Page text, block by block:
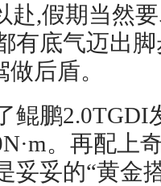
,假期当然要
有底气迈出
后盾。
鹏2.0TGDI
。再配上
妥妥的“黄金